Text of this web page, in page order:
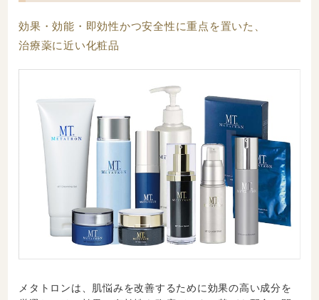
効果・効能・即効性かつ安全性に重点を置いた、
治療薬に近い化粧品
メタトロンは、肌悩みを改善するために効果の高い成分を